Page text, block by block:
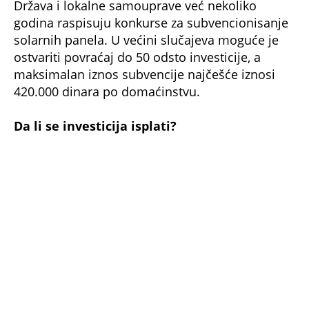
100.000 dinara, dok se investicija najčešće vraća
za šest do devet godina. Pošto solarni paneli
imaju radni vek od 25 do 30 godina, vlasnici
nakon perioda otplate mogu još dve decenije da
koriste znatno jeftiniju električnu energiju.
nagiba krova, količine sunčevog zračenja,